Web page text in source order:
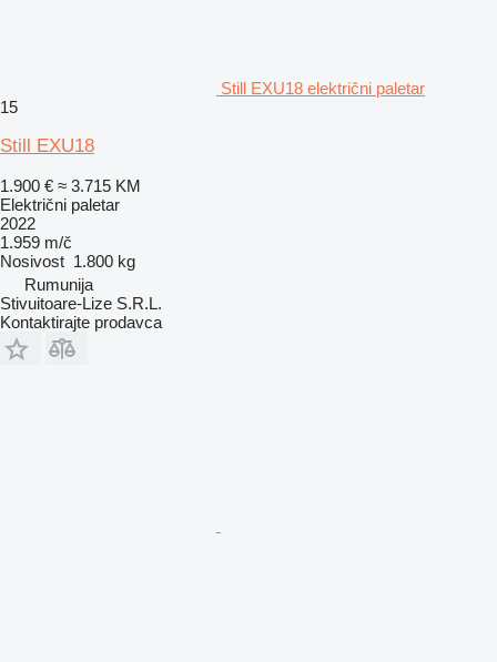
Still EXU18 električni paletar
15
Still EXU18
1.900 € ≈ 3.715 KM
Električni paletar
2022
1.959 m/č
Nosivost 1.800 kg
Rumunija
Stivuitoare-Lize S.R.L.
Kontaktirajte prodavca